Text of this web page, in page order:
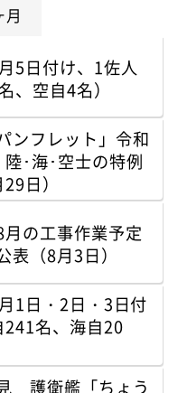
月
5日付け、1佐人
、空自4名）
ンフレット」令和
･海･空士の特例
日）
の工事作業予定
表（8月3日）
1日・2日・3日付
241名、海自20
護衛艦「ちょう